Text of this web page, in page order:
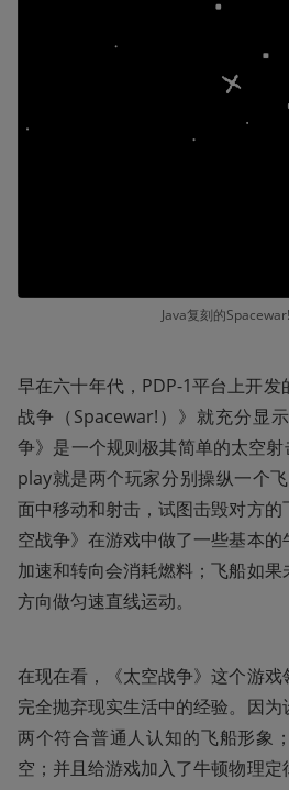
Java复刻的
早在六十年代，PDP-1平台上开
战争（Spacewar!）》就充分显
争》是一个规则极其简单的太空
play就是两个玩家分别操纵一个
面中移动和射击，试图击毁对方
空战争》在游戏中做了一些基本
加速和转向会消耗燃料；飞船如
方向做匀速直线运动。
在现在看，《太空战争》这个游
完全抛弃现实生活中的经验。因
两个符合普通人认知的飞船形象
空；并且给游戏加入了牛顿物理